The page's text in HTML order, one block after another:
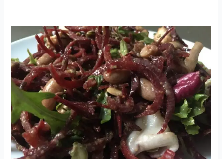
Beete
Wachtelbohnen
Salat